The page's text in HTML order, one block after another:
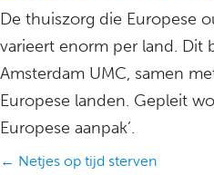
De thuiszorg die Europese
varieert enorm per land. Dit
Amsterdam UMC, samen
Europese landen. Gepleit
Europese aanpak’.
Posts
← Netjes op tijd sterven